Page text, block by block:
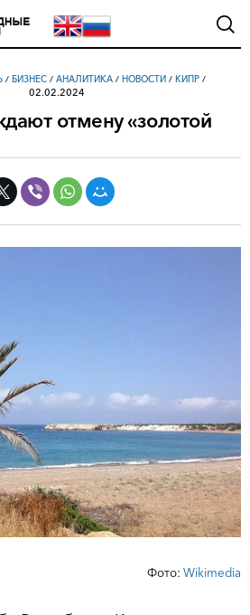
/ БИЗНЕС / АНАЛИТИКА / НОВОСТИ / КИПР /
02.02.2024
отмену «золотой
Фото: Wikimedia